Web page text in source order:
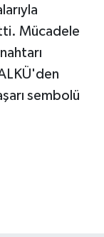
Mücadele
sembolü